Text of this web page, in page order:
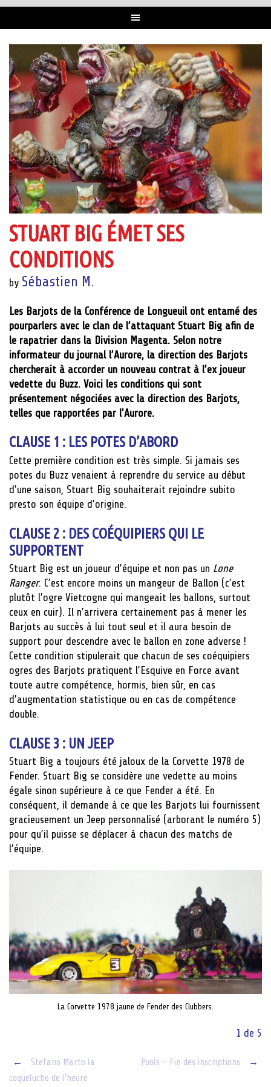
STUART BIG ÉMET SES
CONDITIONS
by Sébastien M.
Les Barjots de la Conférence de Longueuil ont entamé des
pourparlers avec le clan de l’attaquant Stuart Big afin de
le rapatrier dans la Division Magenta. Selon notre
informateur du journal l’Aurore, la direction des Barjots
chercherait à accorder un nouveau contrat à l’ex joueur
vedette du Buzz. Voici les conditions qui sont
présentement négociées avec la direction des Barjots,
telles que rapportées par l’Aurore.
CLAUSE 1 : LES POTES D’ABORD
Cette première condition est très simple. Si jamais ses
potes du Buzz venaient à reprendre du service au début
d’une saison, Stuart Big souhaiterait rejoindre subito
presto son équipe d’origine.
CLAUSE 2 : DES COÉQUIPIERS QUI LE
SUPPORTENT
Stuart Big est un joueur d’équipe et non pas un Lone
Ranger. C’est encore moins un mangeur de Ballon (c’est
plutôt l’ogre Vietcogne qui mangeait les ballons, surtout
ceux en cuir). Il n’arrivera certainement pas à mener les
Barjots au succès à lui tout seul et il aura besoin de
support pour descendre avec le ballon en zone adverse !
Cette condition stipulerait que chacun de ses coéquipiers
ogres des Barjots pratiquent l’Esquive en Force avant
toute autre compétence, hormis, bien sûr, en cas
d’augmentation statistique ou en cas de compétence
double.
CLAUSE 3 : UN JEEP
Stuart Big a toujours été jaloux de la Corvette 1978 de
Fender. Stuart Big se considère une vedette au moins
égale sinon supérieure à ce que Fender a été. En
conséquent, il demande à ce que les Barjots lui fournissent
gracieusement un Jeep personnalisé (arborant le numéro 5)
pour qu’il puisse se déplacer à chacun des matchs de
l’équipe.
La Corvette 1978 jaune de Fender des Clubbers.
1 de 5
Post
←
Stefano Marto la
coqueluche de l’heure
Pools – Fin des inscriptions →